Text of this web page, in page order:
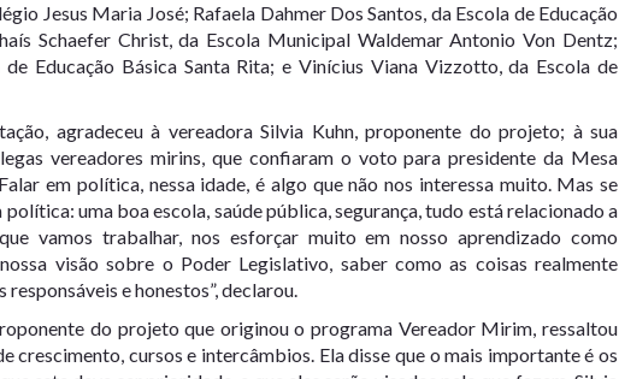
Jesus Maria José; Rafaela Dahmer Dos Santos, da Escola de Educação
Schaefer Christ, da Escola Municipal Waldemar Antonio Von Dentz;
Educação Básica Santa Rita; e Vinícius Viana Vizzotto, da Escola de
agradeceu à vereadora Silvia Kuhn, proponente do projeto; à sua
vereadores mirins, que confiaram o voto para presidente da Mesa
em política, nessa idade, é algo que não nos interessa muito. Mas se
uma boa escola, saúde pública, segurança, tudo está relacionado a
vamos trabalhar, nos esforçar muito em nosso aprendizado como
visão sobre o Poder Legislativo, saber como as coisas realmente
e honestos”, declarou.
do projeto que originou o programa Vereador Mirim, ressaltou
crescimento, cursos e intercâmbios. Ela disse que o mais importante é os